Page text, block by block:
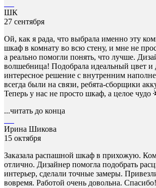
ШК
27 сентября
Ой, как я рада, что выбрала именно эту
шкаф в комнату во всю стену, и мне не
а реально помогли понять, что лучше.
волшебница! Подобрала идеальный цвет и
интересное решение с внутренним
всегда были на связи, ребята-сборщики
Теперь у нас не просто шкаф, а целое чудо
...читать до конца
Ирина Шикова
15 октября
Заказала распашной шкаф в прихожую.
отлично. Дизайнер помогла подобрать
интерьер, сделали точные замеры.
вовремя. Работой очень довольна. Спасибо!